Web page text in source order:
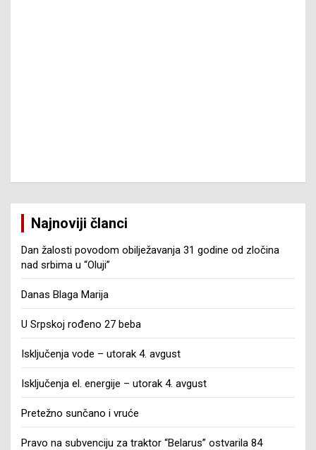
Najnoviji članci
Dan žalosti povodom obilježavanja 31 godine od zločina
nad srbima u “Oluji”
Danas Blaga Marija
U Srpskoj rođeno 27 beba
Isključenja vode – utorak 4. avgust
Isključenja el. energije – utorak 4. avgust
Pretežno sunčano i vruće
Pravo na subvenciju za traktor “Belarus” ostvarila 84